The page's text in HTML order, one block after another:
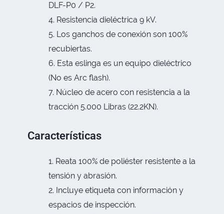
DLF-P0 / P2.
Resistencia dieléctrica 9 kV.
Los ganchos de conexión son 100%
recubiertas.
Esta eslinga es un equipo dieléctrico
(No es Arc flash).
Núcleo de acero con resistencia a la
tracción 5.000 Libras (22.2KN).
Características
Reata 100% de poliéster resistente a la
tensión y abrasión.
Incluye etiqueta con información y
espacios de inspección.